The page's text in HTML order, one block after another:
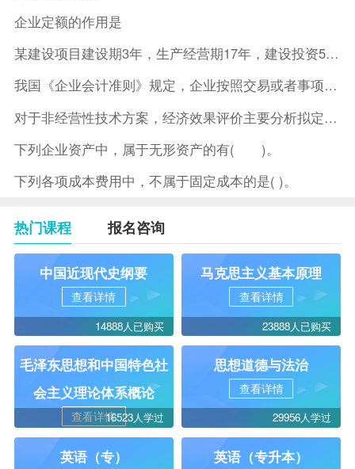
企业定额的作用是
某建设项目建设期3年，生产经营期17年，建设投资5500万元
我国《企业会计准则》规定，企业按照交易或者事项的经济特征确定
对于非经营性技术方案，经济效果评价主要分析拟定方案的( )。
下列企业资产中，属于无形资产的有( )。
下列各项成本费用中，不属于固定成本的是( )。
热门课程 报名咨询
中国近现代史纲要
查看详情
14888人已购买
马克思主义基本原理
查看详情
23888人已购买
毛泽东思想和中国特色社
会主义理论体系概论
查看详情16523人学过
思想道德与法治
查看详情
29956人学过
英语（专） 英语（专升本）